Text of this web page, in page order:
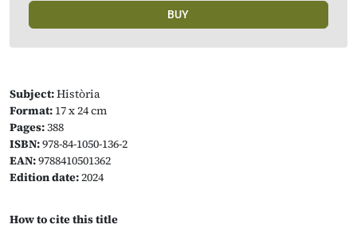
Subject:Història
Format: 17 x 24 cm
Pages:388
ISBN:978-84-1050-136-2
EAN:9788410501362
Edition date:2024
How to cite this title
BUY